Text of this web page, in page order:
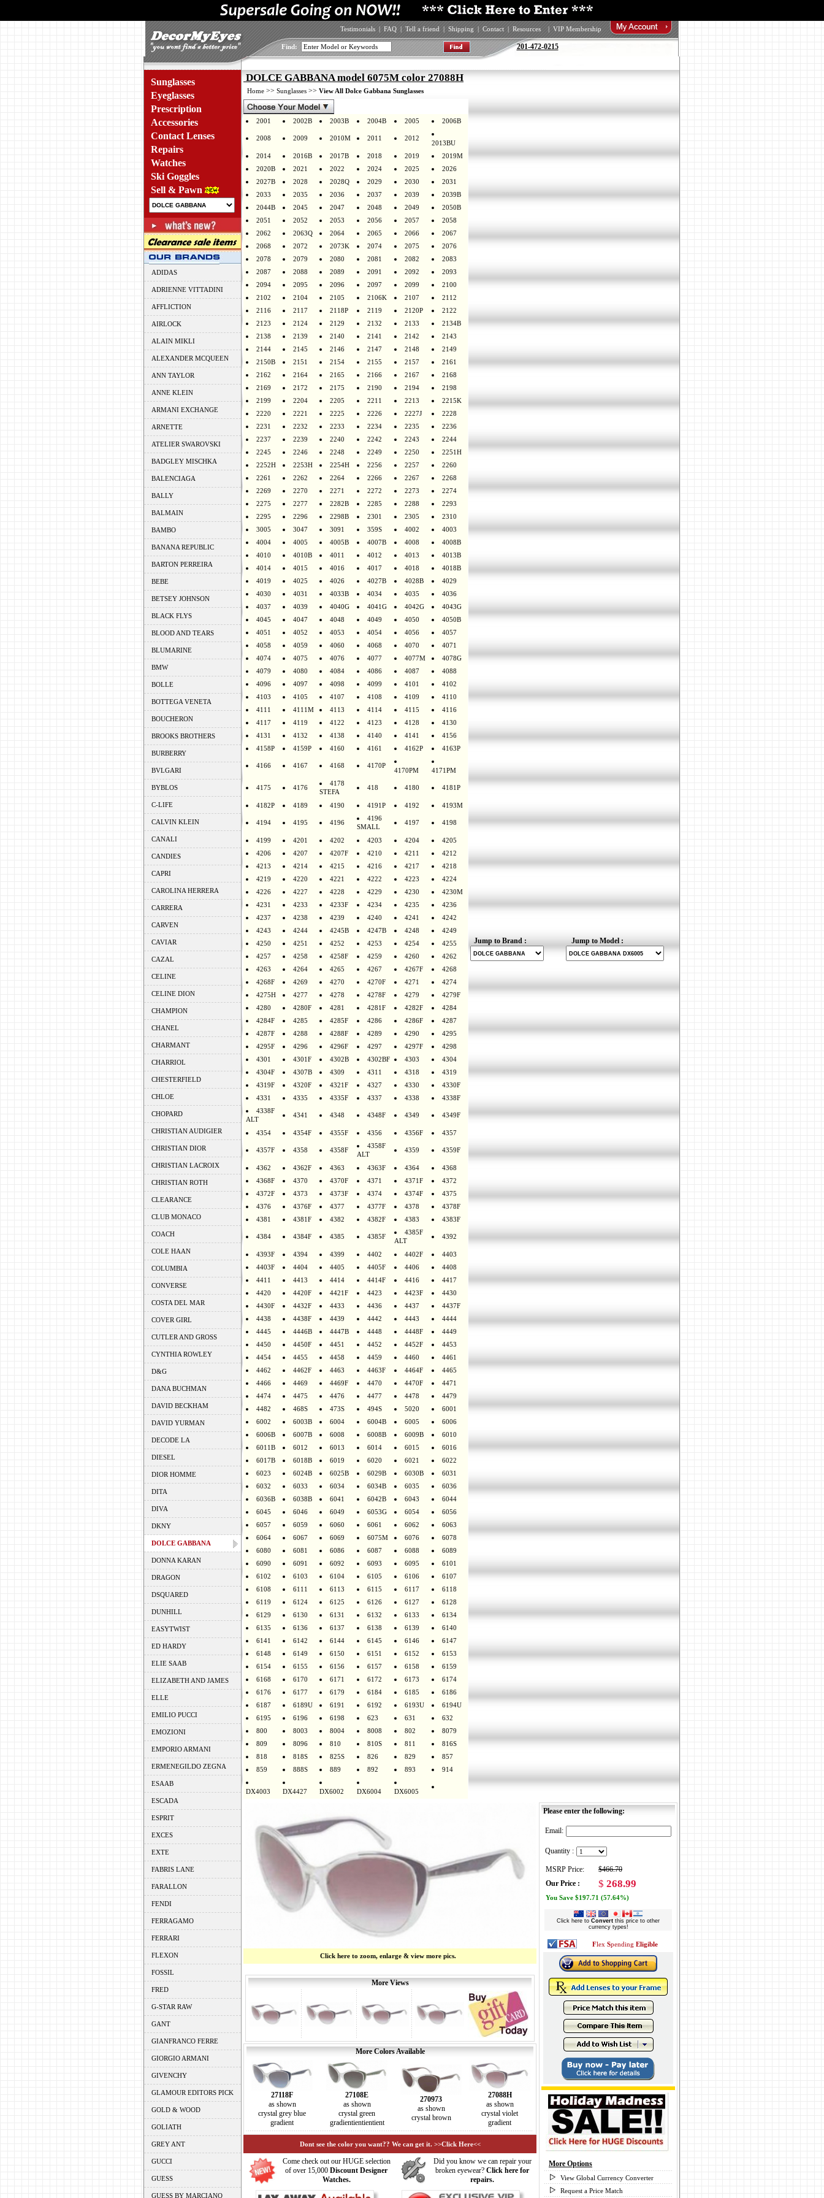
Testimonials | FAQ | Tell a friend | Shipping | Contact | Resources | VIP Membership
Find: 201-472-0215
Sunglasses
Eyeglasses
Prescription
Accessories
Contact Lenses
Repairs
Watches
Ski Goggles
Sell & Pawn
ADIDAS
ADRIENNE VITTADINI
AFFLICTION
AIRLOCK
ALAIN MIKLI
ALEXANDER MCQUEEN
ANN TAYLOR
ANNE KLEIN
ARMANI EXCHANGE
ARNETTE
ATELIER SWAROVSKI
BADGLEY MISCHKA
BALENCIAGA
BALLY
BALMAIN
BAMBO
BANANA REPUBLIC
BARTON PERREIRA
BEBE
BETSEY JOHNSON
BLACK FLYS
BLOOD AND TEARS
BLUMARINE
BMW
BOLLE
BOTTEGA VENETA
BOUCHERON
BROOKS BROTHERS
BURBERRY
BVLGARI
BYBLOS
C-LIFE
CALVIN KLEIN
CANALI
CANDIES
CAPRI
CAROLINA HERRERA
CARRERA
CARVEN
CAVIAR
CAZAL
CELINE
CELINE DION
CHAMPION
CHANEL
CHARMANT
CHARRIOL
CHESTERFIELD
CHLOE
CHOPARD
CHRISTIAN AUDIGIER
CHRISTIAN DIOR
CHRISTIAN LACROIX
CHRISTIAN ROTH
CLEARANCE
CLUB MONACO
COACH
COLE HAAN
COLUMBIA
CONVERSE
COSTA DEL MAR
COVER GIRL
CUTLER AND GROSS
CYNTHIA ROWLEY
D&G
DANA BUCHMAN
DAVID BECKHAM
DAVID YURMAN
DECODE LA
DIESEL
DIOR HOMME
DITA
DIVA
DKNY
DOLCE GABBANA
DONNA KARAN
DRAGON
DSQUARED
DUNHILL
EASYTWIST
ED HARDY
ELIE SAAB
ELIZABETH AND JAMES
ELLE
EMILIO PUCCI
EMOZIONI
EMPORIO ARMANI
ERMENEGILDO ZEGNA
ESAAB
ESCADA
ESPRIT
EXCES
EXTE
FABRIS LANE
FARALLON
FENDI
FERRAGAMO
FERRARI
FLEXON
FOSSIL
FRED
G-STAR RAW
GANT
GIANFRANCO FERRE
GIORGIO ARMANI
GIVENCHY
GLAMOUR EDITORS PICK
GOLD & WOOD
GOLIATH
GREY ANT
GUCCI
GUESS
GUESS BY MARCIANO
DOLCE GABBANA model 6075M color 27088H
Home >> Sunglasses >> View All Dolce Gabbana Sunglasses
2001 2002B 2003B 2004B 2005 2006B
2008 2009 2010M 2011 2012
2013BU
2014
2016B 2017B 2018 2019
2019M
2020B
2021 2022 2024 2025
2026
2027B
2028 2028Q 2029 2030
2031
2033
2035 2036 2037 2039
2039B
2044B
2045 2047 2048 2049
2050B
2051
2052 2053 2056 2057
2058
2062
2063Q 2064 2065 2066
2067
2068
2072 2073K 2074 2075
2076
2078
2079 2080 2081 2082
2083
2087
2088 2089 2091 2092
2093
2094
2095 2096 2097 2099
2100
2102
2104 2105 2106K 2107
2112
2116
2117 2118P 2119 2120P
2122
2123
2124 2129 2132 2133
2134B
2138
2139 2140 2141 2142
2143
2144
2145 2146 2147 2148
2149
2150B
2151 2154 2155 2157
2161
2162
2164 2165 2166 2167
2168
2169
2172 2175 2190 2194
2198
2199
2204 2205 2211 2213
2215K
2220
2221 2225 2226 2227J
2228
2231
2232 2233 2234 2235
2236
2237
2239 2240 2242 2243
2244
2245
2246 2248 2249 2250
2251H
2252H
2253H 2254H 2256 2257
2260
2261
2262 2264 2266 2267
2268
2269
2270 2271 2272 2273
2274
2275
2277 2282B 2285 2288
2293
2295
2296 2298B 2301 2305
2310
3005
3047 3091 359S 4002
4003
4004
4005 4005B 4007B 4008
4008B
4010
4010B 4011 4012 4013
4013B
4014
4015 4016 4017 4018
4018B
4019
4025 4026 4027B 4028B
4029
4030
4031 4033B 4034 4035
4036
4037
4039 4040G 4041G 4042G
4043G
4045
4047 4048 4049 4050
4050B
4051
4052 4053 4054 4056
4057
4058
4059 4060 4068 4070
4071
4074
4075 4076 4077 4077M
4078G
4079
4080 4084 4086 4087
4088
4096
4097 4098 4099 4101
4102
4103
4105 4107 4108 4109
4110
4111
4111M 4113 4114 4115
4116
4117
4119 4122 4123 4128
4130
4131
4132 4138 4140 4141
4156
4158P
4159P 4160 4161 4162P 4163P
4166 4167 4168 4170P
4170PM 4171PM
4175 4176
4178
STEFA
418 4180 4181P
4182P 4189 4190 4191P 4192 4193M
4194 4195 4196
4196
SMALL
4197 4198
4199 4201 4202 4203 4204
4205
4206
4207 4207F 4210 4211
4212
4213
4214 4215 4216 4217
4218
4219
4220 4221 4222 4223
4224
4226
4227 4228 4229 4230
4230M
4231
4233 4233F 4234 4235
4236
4237
4238 4239 4240 4241
4242
4243
4244 4245B 4247B 4248
4249
4250
4251 4252 4253 4254
4255
4257
4258 4258F 4259 4260
4262
4263
4264 4265 4267 4267F
4268
4268F
4269 4270 4270F 4271
4274
4275H
4277 4278 4278F 4279
4279F
4280
4280F 4281 4281F 4282F
4284
4284F
4285 4285F 4286 4286F
4287
4287F
4288 4288F 4289 4290
4295
4295F
4296 4296F 4297 4297F
4298
4301
4301F 4302B 4302BF 4303
4304
4304F
4307B 4309 4311 4318
4319
4319F
4320F 4321F 4327 4330
4330F
4331
4335 4335F 4337 4338
4338F
4338F
ALT
4341 4348 4348F 4349 4349F
4354 4354F 4355F 4356 4356F 4357
4357F 4358 4358F
4358F
ALT
4359 4359F
4362 4362F 4363 4363F 4364
4368
4368F
4370 4370F 4371 4371F
4372
4372F
4373 4373F 4374 4374F
4375
4376
4376F 4377 4377F 4378
4378F
4381
4381F 4382 4382F 4383 4383F
4384 4384F 4385 4385F
4385F
ALT
4392
4393F 4394 4399 4402 4402F
4403
4403F
4404 4405 4405F 4406
4408
4411
4413 4414 4414F 4416
4417
4420
4420F 4421F 4423 4423F
4430
4430F
4432F 4433 4436 4437
4437F
4438
4438F 4439 4442 4443
4444
4445
4446B 4447B 4448 4448F
4449
4450
4450F 4451 4452 4452F
4453
4454
4455 4458 4459 4460
4461
4462
4462F 4463 4463F 4464F
4465
4466
4469 4469F 4470 4470F
4471
4474
4475 4476 4477 4478
4479
4482
468S 473S 494S 5020
6001
6002
6003B 6004 6004B 6005
6006
6006B
6007B 6008 6008B 6009B
6010
6011B
6012 6013 6014 6015
6016
6017B
6018B 6019 6020 6021
6022
6023
6024B 6025B 6029B 6030B
6031
6032
6033 6034 6034B 6035
6036
6036B
6038B 6041 6042B 6043
6044
6045
6046 6049 6053G 6054
6056
6057
6059 6060 6061 6062
6063
6064
6067 6069 6075M 6076
6078
6080
6081 6086 6087 6088
6089
6090
6091 6092 6093 6095
6101
6102
6103 6104 6105 6106
6107
6108
6111 6113 6115 6117
6118
6119
6124 6125 6126 6127
6128
6129
6130 6131 6132 6133
6134
6135
6136 6137 6138 6139
6140
6141
6142 6144 6145 6146
6147
6148
6149 6150 6151 6152
6153
6154
6155 6156 6157 6158
6159
6168
6170 6171 6172 6173
6174
6176
6177 6179 6184 6185
6186
6187
6189U 6191 6192 6193U
6194U
6195
6196 6198 623 631
632
800
8003 8004 8008 802
8079
809
8096 810 810S 811
816S
818
818S 825S 826 829
857
859
888S 889 892 893 914
DX4003 DX4427 DX6002 DX6004 DX6005
Jump to Brand : Jump to Model :
Click here to zoom, enlarge & view more pics.
More Views
More Colors Available
27118F
as shown
crystal grey blue
gradient
27108E
as shown
crystal green
gradientientientient
270973
as shown
crystal brown
27088H
as shown
crystal violet
gradient
Dont see the color you want?? We can get it. >>Click Here<<
Come check out our HUGE selection
of over 15,000 Discount Designer
Watches.
Did you know we can repair your
broken eyewear? Click here for
repairs.
Please enter the following:
Email:
Quantity :
MSRP Price:
$466.70
Our Price :
$ 268.99
You Save $197.71 (57.64%)
Click here to Convert this price to other
currency types!
Flex Spending Eligible
More Options
View Global Currency Converter
Request a Price Match